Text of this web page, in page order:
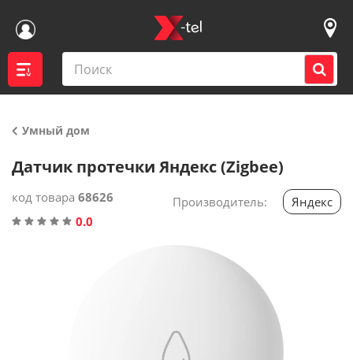
Умный дом
Датчик протечки Яндекс (Zigbee)
код товара 68626
0.0
Производитель: Яндекс
Войти
Контакты магазинов
Каталог